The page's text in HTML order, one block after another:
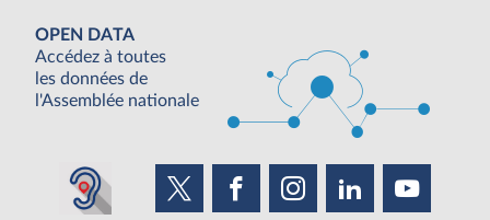
OPEN DATA
Accédez à toutes
les données de
l'Assemblée nationale